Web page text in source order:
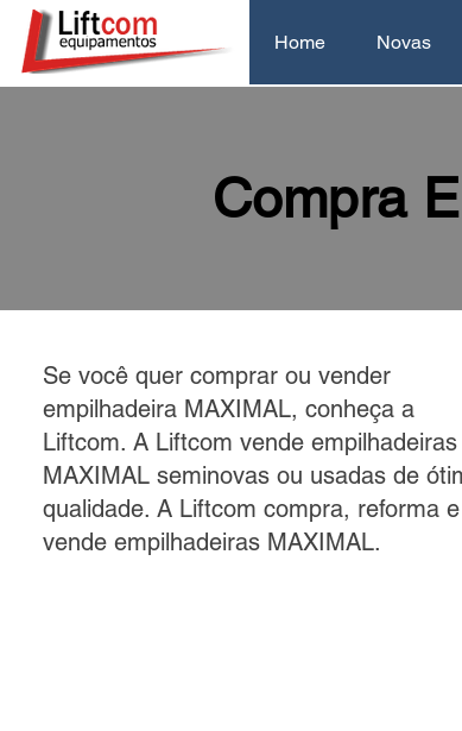
Home Novas
Compra
Se você quer comprar ou vender
empilhadeira MAXIMAL, conheça a
Liftcom. A Liftcom vende empilhadeiras
MAXIMAL seminovas ou usadas de
qualidade. A Liftcom compra, reforma e
vende empilhadeiras MAXIMAL.